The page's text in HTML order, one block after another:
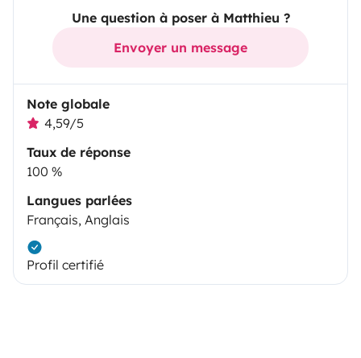
Une question à poser à Matthieu ?
Envoyer un message
Note globale
4,59/5
Taux de réponse
100 %
Langues parlées
Français, Anglais
Profil certifié